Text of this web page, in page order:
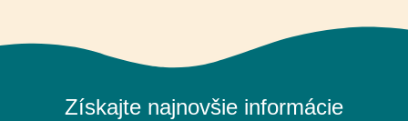
Získajte najnovšie informácie